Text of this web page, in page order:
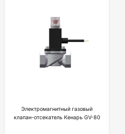
Электромагнитный газовый
клапан-отсекатель Кенарь GV-80